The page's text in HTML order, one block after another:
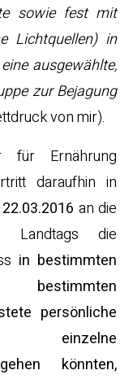
sowie fest mit
Lichtquellen) in
ausgewählte,
zur Bejagung
von mir).
für Ernährung
daraufhin in
an die
Landtags die
in bestimmten
persönliche
einzelne
könnten,